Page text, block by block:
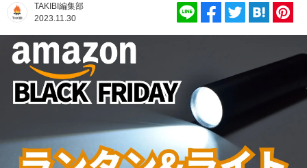
TAKIBI編集部
2023.11.30